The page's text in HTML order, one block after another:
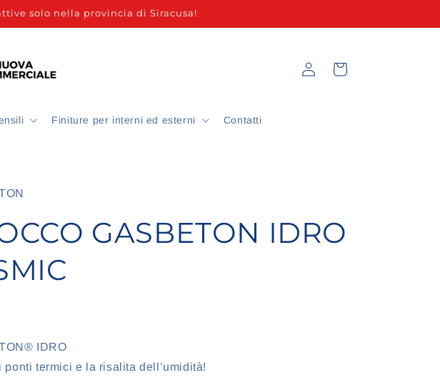
solo nella provincia di Siracusa!
Finiture per interni ed esterni Contatti
Accedi Carrello
GASBETON IDRO
IDRO
ponti termici e la risalita dell’umidità!